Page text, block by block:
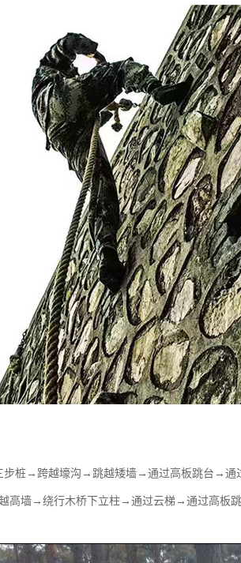
步桩→跨越壕沟→跳越矮墙→通过高板跳台→
高墙→绕行木桥下立柱→通过云梯→通过高板